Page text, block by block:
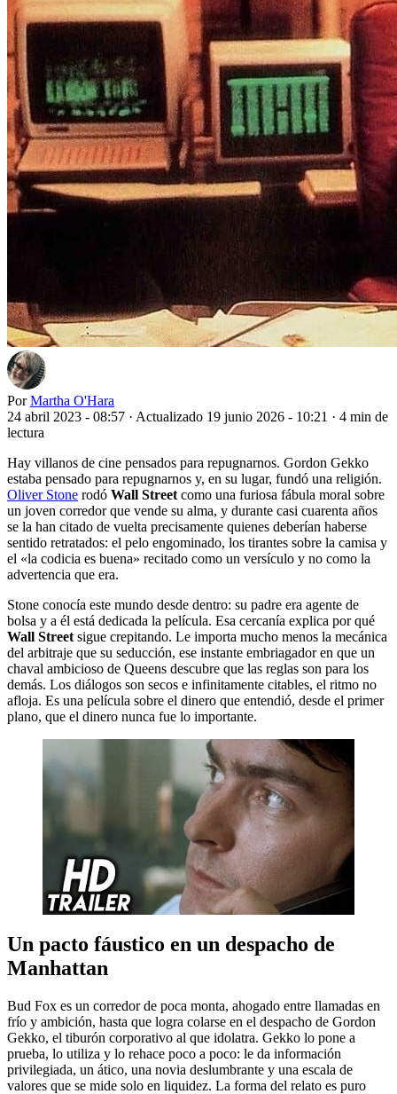
Por Martha O'Hara
24 abril 2023 - 08:57 · Actualizado 19 junio 2026 - 10:21 · 4 min de
lectura
Hay villanos de cine pensados para repugnarnos. Gordon Gekko
estaba pensado para repugnarnos y, en su lugar, fundó una religión.
Oliver Stone rodó Wall Street como una furiosa fábula moral sobre
un joven corredor que vende su alma, y durante casi cuarenta años
se la han citado de vuelta precisamente quienes deberían haberse
sentido retratados: el pelo engominado, los tirantes sobre la camisa y
el «la codicia es buena» recitado como un versículo y no como la
advertencia que era.
Stone conocía este mundo desde dentro: su padre era agente de
bolsa y a él está dedicada la película. Esa cercanía explica por qué
Wall Street sigue crepitando. Le importa mucho menos la mecánica
del arbitraje que su seducción, ese instante embriagador en que un
chaval ambicioso de Queens descubre que las reglas son para los
demás. Los diálogos son secos e infinitamente citables, el ritmo no
afloja. Es una película sobre el dinero que entendió, desde el primer
plano, que el dinero nunca fue lo importante.
Un pacto fáustico en un despacho de
Manhattan
Bud Fox es un corredor de poca monta, ahogado entre llamadas en
frío y ambición, hasta que logra colarse en el despacho de Gordon
Gekko, el tiburón corporativo al que idolatra. Gekko lo pone a
prueba, lo utiliza y lo rehace poco a poco: le da información
privilegiada, un ático, una novia deslumbrante y una escala de
valores que se mide solo en liquidez. La forma del relato es puro